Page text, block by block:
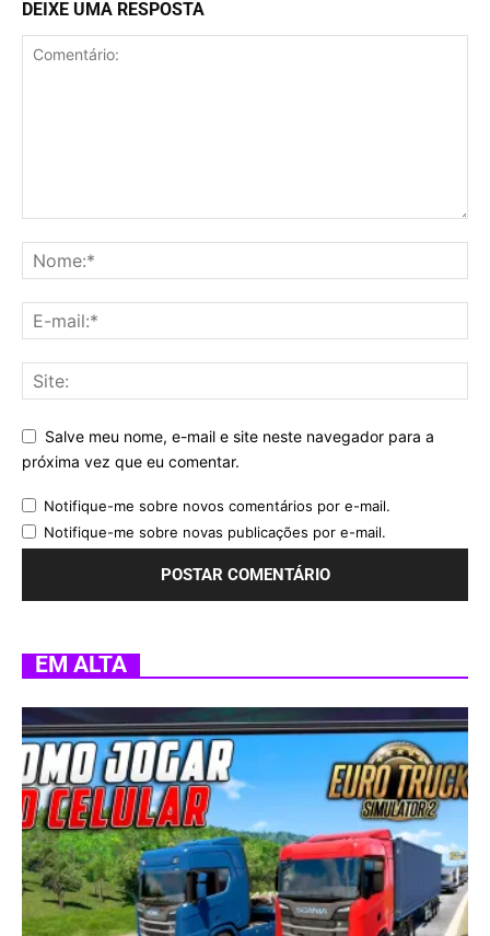
DEIXE UMA RESPOSTA
Salve meu nome, e-mail e site neste navegador para a
próxima vez que eu comentar.
Notifique-me sobre novos comentários por e-mail.
Notifique-me sobre novas publicações por e-mail.
EM ALTA